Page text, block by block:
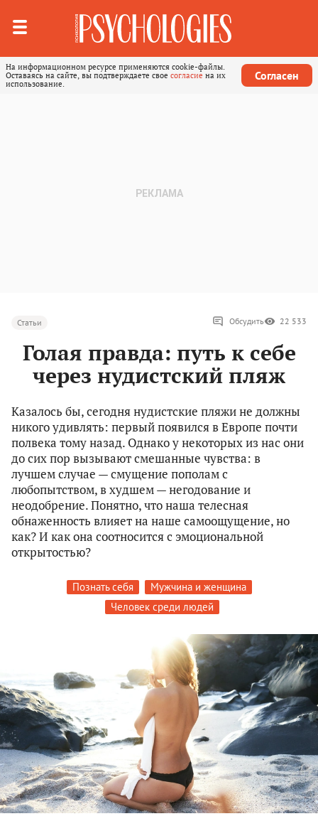
На информационном ресурсе применяются cookie-файлы.
Оставаясь на сайте, вы подтверждаете свое согласие на их
использование.
Согласен
Статьи Обсудить 22 533
Голая правда: путь к себе
через нудистский пляж
Казалось бы, сегодня нудистские пляжи не должны
никого удивлять: первый появился в Европе почти
полвека тому назад. Однако у некоторых из нас они
до сих пор вызывают смешанные чувства: в
лучшем случае — смущение пополам с
любопытством, в худшем — негодование и
неодобрение. Понятно, что наша телесная
обнаженность влияет на наше самоощущение, но
как? И как она соотносится с эмоциональной
открытостью?
Познать себя
Мужчина и женщина
Человек среди людей